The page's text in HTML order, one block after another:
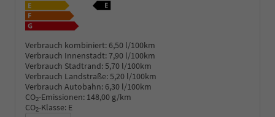
Verbrauch kombiniert: 6,50 l/100km
Verbrauch Innenstadt:7,90 l/100km
Verbrauch Stadtrand:5,70 l/100km
Verbrauch Landstraße:5,20 l/100km
Verbrauch Autobahn: 6,30 l/100km
CO2-Emissionen: 148,00 g/km
CO2-Klasse: E